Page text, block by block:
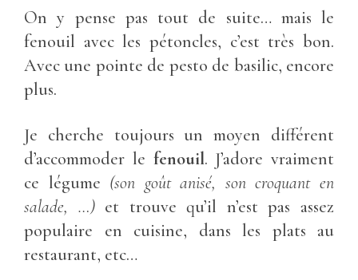
On y pense pas tout de suite… mais le
fenouil avec les pétoncles, c’est très bon.
Avec une pointe de pesto de basilic, encore
plus.
Je cherche toujours un moyen différent
d’accommoder le fenouil. J’adore vraiment
ce légume (son goût anisé, son croquant en
salade, …)et trouve qu’il n’est pas assez
populaire en cuisine, dans les plats au
restaurant, etc…